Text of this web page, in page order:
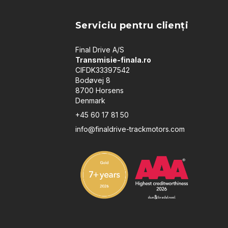
Serviciu pentru clienți
Final Drive A/S
Transmisie-finala.ro
CIFDK33397542
Bodøvej 8
8700 Horsens
Denmark
+45 60 17 81 50
info@finaldrive-trackmotors.com